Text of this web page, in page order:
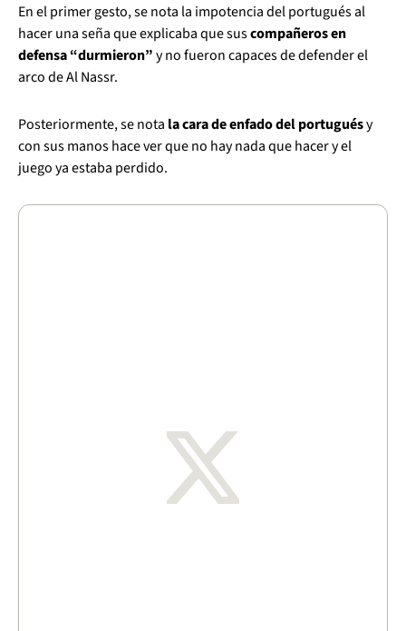
En el primer gesto, se nota la impotencia del portugués al
hacer una seña que explicaba que suscompañeros en
defensa “durmieron”y no fueron capaces de defender el
arco de Al Nassr.
Posteriormente, se nota la cara de enfado del portuguésy
con sus manos hace ver que no hay nada que hacer y el
juego ya estaba perdido.